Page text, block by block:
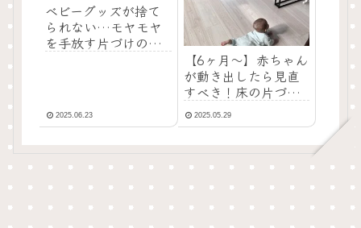
ベビーグッズが捨て
られない…モヤモヤ
を手放す片づけのコ
2025.06.23
【6ヶ月〜】赤ちゃん
が動き出したら見直
すべき！床の片づけ
のコツ
2025.05.29